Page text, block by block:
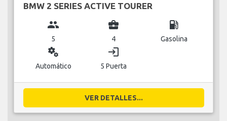
BMW 2 SERIES ACTIVE TOURER
group
5
business_center
4
local_gas_station
Gasolina
miscellaneous_services
Automático
login
5 Puerta
VER DETALLES...